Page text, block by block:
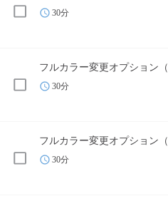
30分
フルカラー変更オプション（
30分
フルカラー変更オプション（
30分